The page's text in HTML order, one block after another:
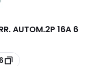
AUTOM.2P 16A 6